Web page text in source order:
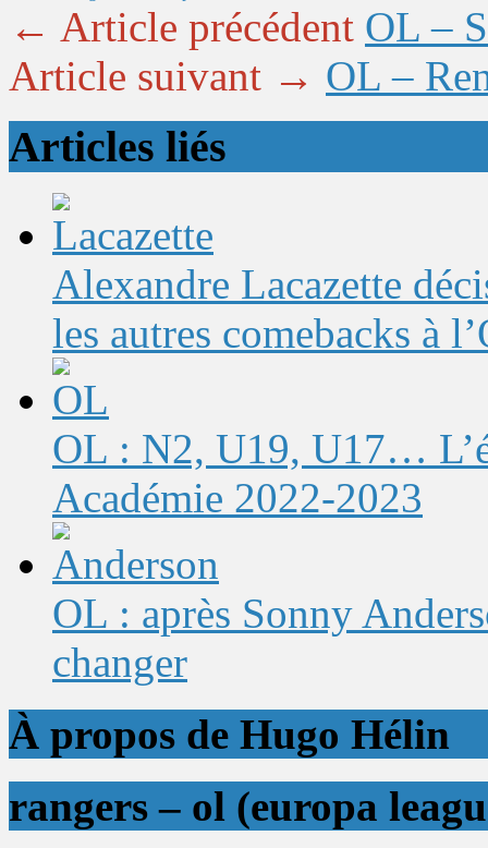
← Article précédent OL –
Article suivant → OL –
Articles liés
Alexandre Lacazette
les autres comebacks à
OL : N2, U19, U17…
Académie 2022-2023
OL : après Sonny
changer
À propos de Hugo Hélin
rangers – ol (europa